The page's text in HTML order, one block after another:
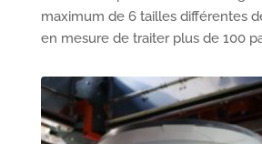
maximum de 6 tailles différentes
en mesure de traiter plus de 100